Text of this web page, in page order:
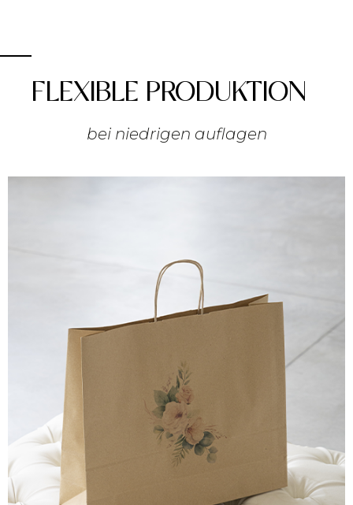
FLEXIBLE PRODUKTION
bei niedrigen auflagen